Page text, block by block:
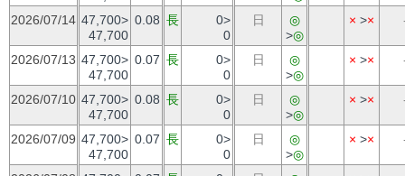
2026/07/14 47,700>
47,700
0.08 長
0>
0
日
◎
>◎
× >×
2026/07/13 47,700>
47,700
0.07 長
0>
0
日
◎
>◎
× >×
2026/07/10 47,700>
47,700
0.08 長
0>
0
日
◎
>◎
× >×
2026/07/09 47,700>
47,700
0.07 長
0>
0
日
◎
>◎
× >×